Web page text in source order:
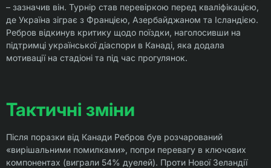
– зазначив він. Турнір став перевіркою перед кваліфікацією,
де Україна зіграє з Францією, Азербайджаном та Ісландією.
Ребров відкинув критику щодо поїздки, наголосивши на
підтримці української діаспори в Канаді, яка додала
мотивації на стадіоні та під час прогулянок.
Тактичні зміни
Після поразки від Канади Ребров був розчарований
«вирішальними помилками», попри перевагу в ключових
компонентах (виграли 54% дуелей). Проти Нової Зеландії